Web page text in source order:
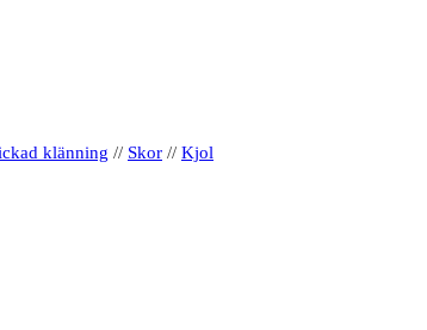
klänning // Skor // Kjol